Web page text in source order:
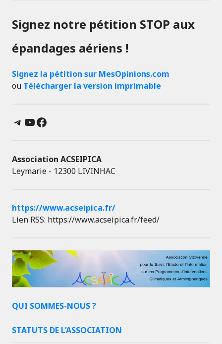
Signez notre pétition STOP aux
épandages aériens !
Signez la pétition sur MesOpinions.com
ou Télécharger la version imprimable
Telegram
YouTube
Facebook
Association ACSEIPICA
Leymarie - 12300 LIVINHAC
https://www.acseipica.fr/
Lien RSS: https://www.acseipica.fr/feed/
QUI SOMMES-NOUS ?
STATUTS DE L’ASSOCIATION